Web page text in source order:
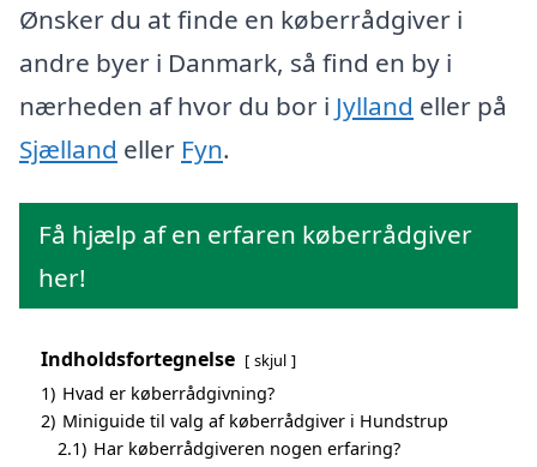
Ønsker du at finde en køberrådgiver i
andre byer i Danmark, så find en by i
nærheden af hvor du bor i Jylland eller på
Sjælland eller Fyn.
Få hjælp af en erfaren køberrådgiver
her!
Indholdsfortegnelse skjul
1) Hvad er køberrådgivning?
2) Miniguide til valg af køberrådgiver i Hundstrup
2.1) Har køberrådgiveren nogen erfaring?